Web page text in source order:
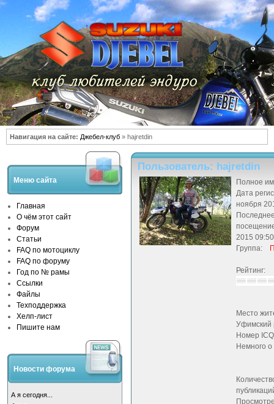
Навигация на сайте: Джебел-клуб » hajretdin
Меню сайта
Главная
О чём этот сайт
Форум
Статьи
FAQ по мотоциклу
FAQ по форуму
Год по № рамы
Ссылки
Файлы
Техподдержка
Хелп-лист
Пишите нам
Новости форума
А я сегодня...
Пользователь: hajretdin
Полное
Дата
ноября
2015 09:50
Группа:
Рейтинг:
Место
Уфимский
Номер
Немного о